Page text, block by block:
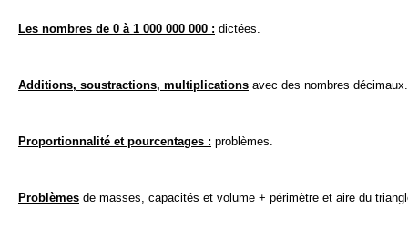
Les nombres de 0 à 1 000 000 000 : dictées.
Additions, soustractions, multiplications avec des nombres décimaux.
Proportionnalité et pourcentages : problèmes.
Problèmes de masses, capacités et volume + périmètre et aire du